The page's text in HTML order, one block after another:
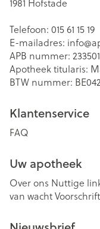
1981 Hofstade
Telefoon: 015 61 15 19
E-mailadres: info@
APB nummer: 233501
Apotheek titularis:
BTW nummer:
Klantenservice
FAQ
Uw apotheek
Over ons Nuttige
van wachtVoorschrift